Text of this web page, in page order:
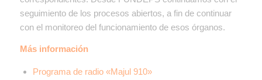
seguimiento de los procesos abiertos, a fin de continuar
con el monitoreo del funcionamiento de esos órganos.
Más información
Programa de radio «Majul 910»